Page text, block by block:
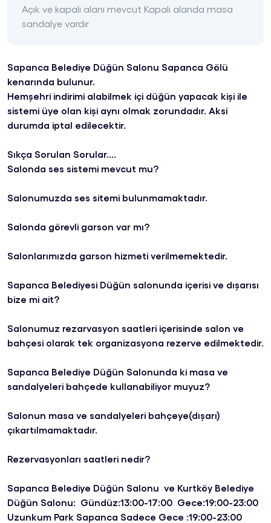
Açık ve kapalı alanı mevcut Kapalı alanda masa
sandalye vardır
Sapanca Belediye Düğün Salonu Sapanca Gölü
kenarında bulunur.
Hemşehri indirimi alabilmek içi düğün yapacak kişi ile
sistemi üye olan kişi aynı olmak zorundadır. Aksi
durumda iptal edilecektir.
Sıkça Sorulan Sorular....
Salonda ses sistemi mevcut mu?
Salonumuzda ses sitemi bulunmamaktadır.
Salonda görevli garson var mı?
Salonlarımızda garson hizmeti verilmemektedir.
Sapanca Belediyesi Düğün salonunda içerisi ve dışarısı
bize mi ait?
Salonumuz rezarvasyon saatleri içerisinde salon ve
bahçesi olarak tek organizasyona rezerve edilmektedir.
Sapanca Belediye Düğün Salonunda ki masa ve
sandalyeleri bahçede kullanabiliyor muyuz?
Salonun masa ve sandalyeleri bahçeye(dışarı)
çıkartılmamaktadır.
Rezervasyonları saatleri nedir?
Sapanca Belediye Düğün Salonu ve Kurtköy Belediye
Düğün Salonu: Gündüz:13:00-17:00 Gece:19:00-23:00
Uzunkum Park Sapanca Sadece Gece :19:00-23:00